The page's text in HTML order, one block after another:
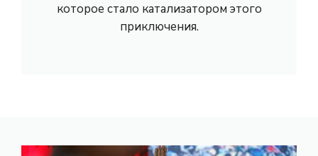
которое стало катализатором этого
приключения.